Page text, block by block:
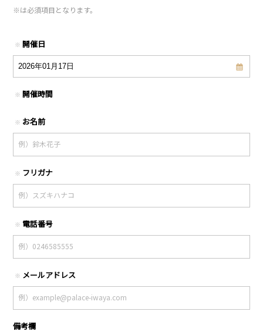
※は必須項目となります。
※ 開催日
※ 開催時間
※ お名前
※ フリガナ
※ 電話番号
※ メールアドレス
備考欄